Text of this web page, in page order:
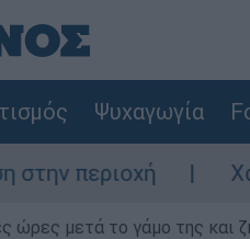
Ψυχαγωγία
Χανιά:
μετά το γάμο της και